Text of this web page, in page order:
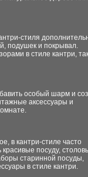
стиля
подушек и покрывал.
в стиле кантри,
особый шарм и
аксессуары и
в кантри-стиле часто
посуду,
старинной посуды,
в стиле кантри.